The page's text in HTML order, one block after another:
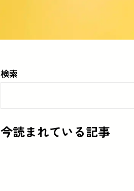
検索
今読まれている記事